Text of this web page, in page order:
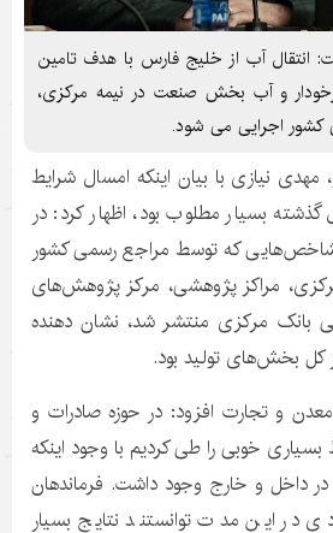
انتقال آب از خلیج فارس با هدف تامین
و آب بخش صنعت در نیمه مرکزی،
کشور اجرایی می شود.
، مهدی نیازی با بیان اینکه امسال شرایط
بسیار مطلوب بود، اظهار کرد: در
که توسط مراجع رسمی کشور
مراکز پژوهشی، مرکز پژوهش‌های
بانک مرکزی منتشر شد، نشان دهنده
کل بخش‌های تولید بود.
و تجارت افزود: در حوزه صادرات و
خوبی را طی کردیم با وجود اینکه
داخل و خارج وجود داشت. فرماندهان
در این مدت توانستند نتایج بسیار